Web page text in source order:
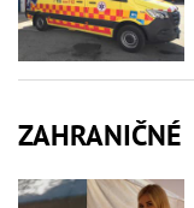
ZAHRANIČNÉ